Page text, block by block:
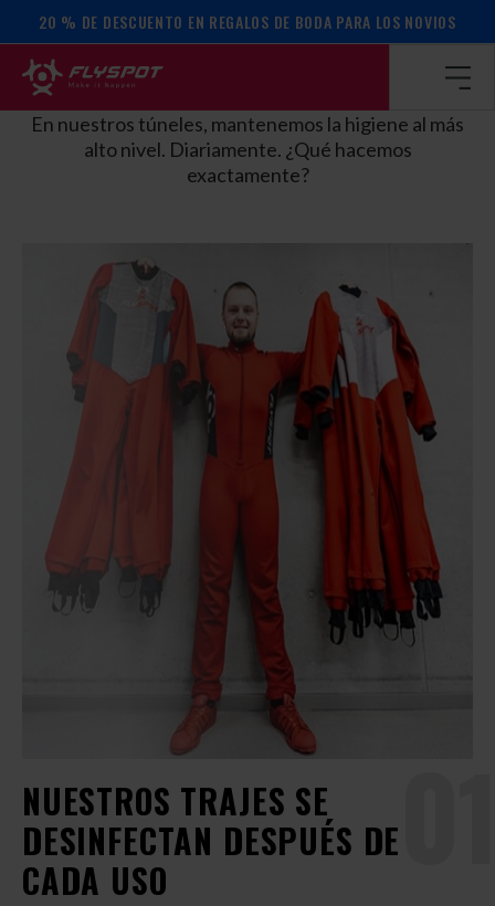
20 % DE DESCUENTO EN REGALOS DE BODA PARA LOS NOVIOS
Página de inicio / Cómo lo hacemos / Seguridad
NOS IMPORTA TU SEGURIDAD
En nuestros túneles, mantenemos la higiene al más
alto nivel. Diariamente. ¿Qué hacemos
exactamente?
NUESTROS TRAJES SE
DESINFECTAN DESPUÉS DE
CADA USO